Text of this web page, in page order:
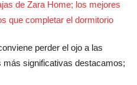
perder el ojo a las
significativas destacamos;